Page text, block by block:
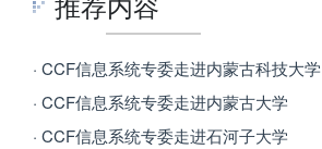
· CCF信息系统专委走进内蒙古科技大学
· CCF信息系统专委走进内蒙古大学
· CCF信息系统专委走进石河子大学